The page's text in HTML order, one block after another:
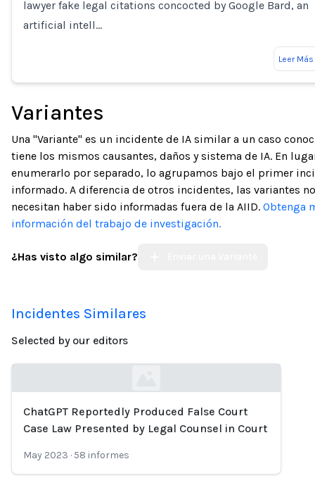
lawyer fake legal citations concocted by Google Bard, an
artificial intell…
Leer Más
Variantes
Una "Variante" es un incidente de IA similar a un caso
tiene los mismos causantes, daños y sistema de IA. En
enumerarlo por separado, lo agrupamos bajo el primer
informado. A diferencia de otros incidentes, las variantes no
necesitan haber sido informadas fuera de la AIID. Obtenga
información del trabajo de investigación.
¿Has visto algo similar?
Incidentes Similares
Selected by our editors
Loading...
ChatGPT Reportedly Produced False Court
Case Law Presented by Legal Counsel in Court
May 2023 · 58 informes